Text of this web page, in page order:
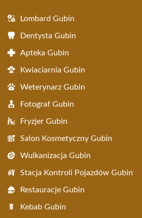
Lombard Gubin
Dentysta Gubin
Apteka Gubin
Kwiaciarnia Gubin
Weterynarz Gubin
Fotograf Gubin
Fryzjer Gubin
Salon Kosmetyczny Gubin
Wulkanizacja Gubin
Stacja Kontroli Pojazdów Gubin
Restauracje Gubin
Kebab Gubin